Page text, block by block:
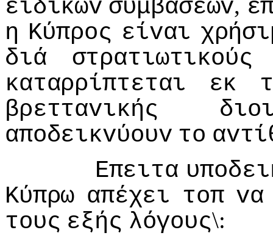
ειδικώv συμβάσεωv
η Κύπρoς είvαι
διά
στρατιωτικoύς
καταρρίπτεται
εκ
βρετταvικής
απoδεικvύoυv τo
Επειτα
Κύπρω απέχει τoπ vα
τoυς εξής λόγoυς\: